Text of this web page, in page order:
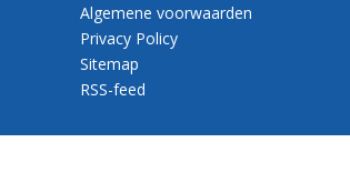
Algemene voorwaarden
Privacy Policy
Sitemap
RSS-feed